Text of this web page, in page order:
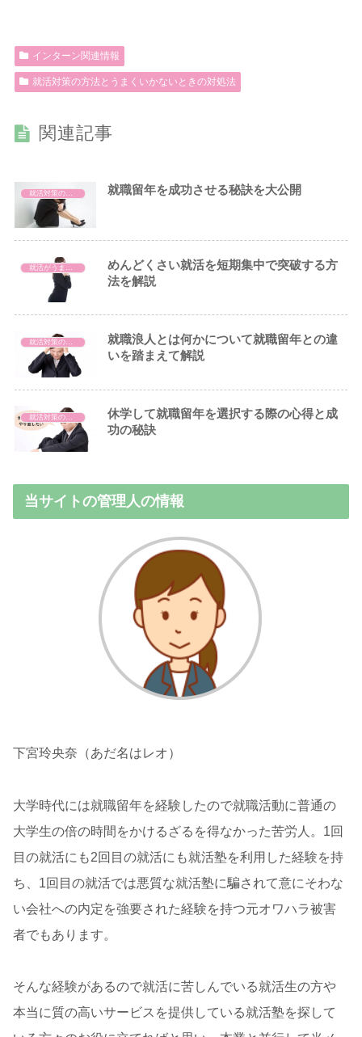
インターン関連情報
就活対策の方法とうまくいかないときの対処法
関連記事
就職留年を成功させる秘訣を大公開
めんどくさい就活を短期集中で突破する方
法を解説
就活対策の方法とうまくいかないときの対処法
就職浪人とは何かについて就職留年との違
いを踏まえて解説
休学して就職留年を選択する際の心得と成
功の秘訣
当サイトの管理人の情報
下宮玲央奈（あだ名はレオ）
大学時代には就職留年を経験したので就職活動に普通の
大学生の倍の時間をかけるざるを得なかった苦労人。1回
目の就活にも2回目の就活にも就活塾を利用した経験を持
ち、1回目の就活では悪質な就活塾に騙されて意にそわな
い会社への内定を強要された経験を持つ元オワハラ被害
者でもあります。
そんな経験があるので就活に苦しんでいる就活生の方や
本当に質の高いサービスを提供している就活塾を探して